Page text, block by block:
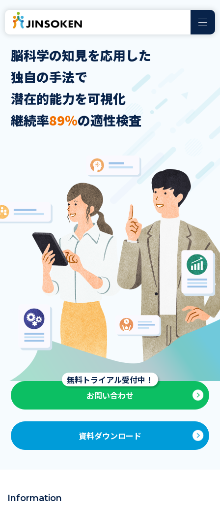
脳科学の知見を応用した
独自の手法で
潜在的能力を可視化
継続率89％の適性検査
お問い合わせ
資料ダウンロード
Information